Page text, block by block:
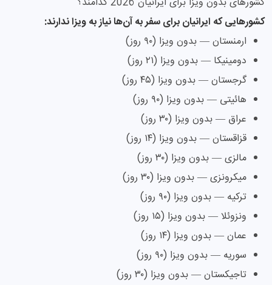
کشورهایی که ایرانیان برای سفر به آن‌ها نیاز به ویزا ندارند:
ارمنستان — بدون ویزا (۹۰ روز)
دومینیکا — بدون ویزا (۲۱ روز)
گرجستان — بدون ویزا (۴۵ روز)
هائیتی — بدون ویزا (۹۰ روز)
عراق — بدون ویزا (۳۰ روز)
قزاقستان — بدون ویزا (۱۴ روز)
مالزی — بدون ویزا (۳۰ روز)
میکرونزی — بدون ویزا (۳۰ روز)
ترکیه — بدون ویزا (۹۰ روز)
ونزوئلا — بدون ویزا (۱۵ روز)
عمان — بدون ویزا (۱۴ روز)
سوریه — بدون ویزا (۹۰ روز)
تاجیکستان — بدون ویزا (۳۰ روز)